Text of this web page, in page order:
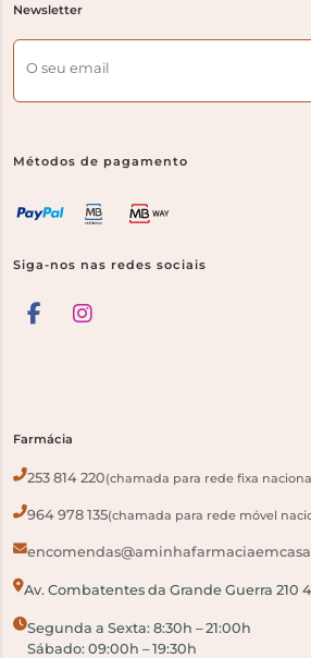
Newsletter
O seu email
Métodos de pagamento
Siga-nos nas redes sociais
Farmácia
253 814 220(chamada para rede fixa
964 978 135(chamada para rede móvel
Av. Combatentes da Grande Guerra 210
Segunda a Sexta: 8:30h – 21:00h
Sábado: 09:00h – 19:30h